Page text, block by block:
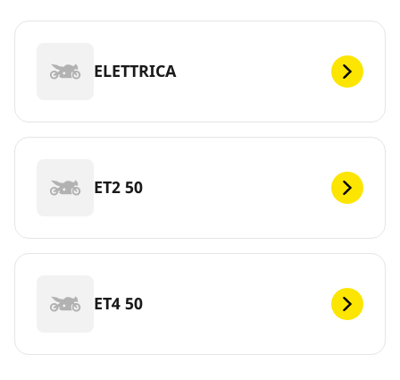
ELETTRICA
ET2 50
ET4 50